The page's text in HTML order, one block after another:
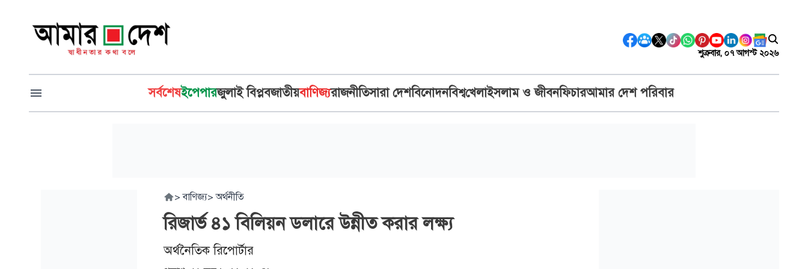
শুক্রবার, ০৭ আগস্ট ২০২৬
সর্বশেষইপেপারজুলাই বিপ্লবজাতীয়বাণিজ্যরাজনীতিসারা দেশবিনোদনবিশ্বখেলাইসলাম ও জীবনফিচারআমার দেশ পরিবার
> বাণিজ্য> অর্থনীতি
রিজার্ভ ৪১ বিলিয়ন ডলারে উন্নীত করার লক্ষ্য
অর্থনৈতিক রিপোর্টার